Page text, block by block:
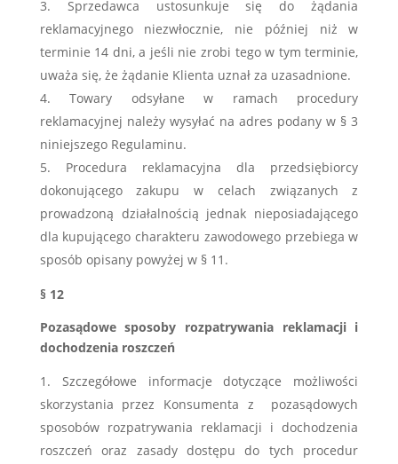
Sprzedawca ustosunkuje się do żądania
reklamacyjnego niezwłocznie, nie później niż w
terminie 14 dni, a jeśli nie zrobi tego w tym terminie,
uważa się, że żądanie Klienta uznał za uzasadnione.
Towary odsyłane w ramach procedury
reklamacyjnej należy wysyłać na adres podany w § 3
niniejszego Regulaminu.
Procedura reklamacyjna dla przedsiębiorcy
dokonującego zakupu w celach związanych z
prowadzoną działalnością jednak nieposiadającego
dla kupującego charakteru zawodowego przebiega w
sposób opisany powyżej w § 11.
§ 12
Pozasądowe sposoby rozpatrywania reklamacji i
dochodzenia roszczeń
Szczegółowe informacje dotyczące możliwości
skorzystania przez Konsumenta z
pozasądowych
sposobów rozpatrywania reklamacji i dochodzenia
roszczeń oraz zasady dostępu do tych procedur